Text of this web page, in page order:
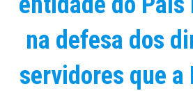
na defesa dos
servidores que a